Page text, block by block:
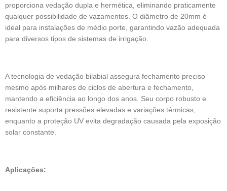
proporciona vedação dupla e hermética, eliminando praticamente
qualquer possibilidade de vazamentos. O diâmetro de 20mm é
ideal para instalações de médio porte, garantindo vazão adequada
para diversos tipos de sistemas de irrigação.
A tecnologia de vedação bilabial assegura fechamento preciso
mesmo após milhares de ciclos de abertura e fechamento,
mantendo a eficiência ao longo dos anos. Seu corpo robusto e
resistente suporta pressões elevadas e variações térmicas,
enquanto a proteção UV evita degradação causada pela exposição
solar constante.
Aplicações: